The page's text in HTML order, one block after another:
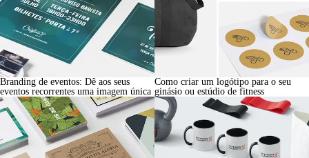
Branding de eventos: Dê aos seus
eventos recorrentes uma imagem única
Como criar um logótipo para o seu
ginásio ou estúdio de fitness